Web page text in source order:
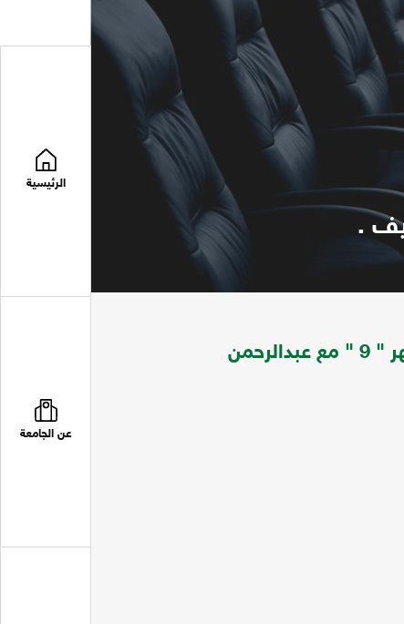
الرئيسية
عن الجامعة
الثقافة والمثقف في المجتمع العربي : حوار الشهر " 9 " مع عبدالرحمن